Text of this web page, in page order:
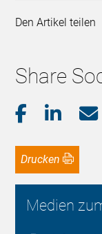
Den Artikel teilen
Share
Drucken
Medien